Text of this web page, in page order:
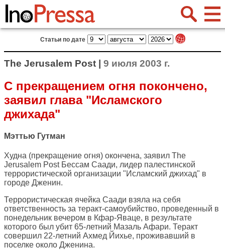
Статьи по дате
The Jerusalem Post | 9 июля 2003 г.
С прекращением огня покончено,
заявил глава "Исламского
джихада"
Мэттью Гутман
Худна (прекращение огня) окончена, заявил The
Jerusalem Post Бессам Саади, лидер палестинской
террористической организации "Исламский джихад" в
городе Дженин.
Террористическая ячейка Саади взяла на себя
ответственность за теракт-самоубийство, проведенный в
понедельник вечером в Кфар-Яваце, в результате
которого был убит 65-летний Мазаль Афари. Теракт
совершил 22-летний Ахмед Йихье, проживавший в
поселке около Дженина.